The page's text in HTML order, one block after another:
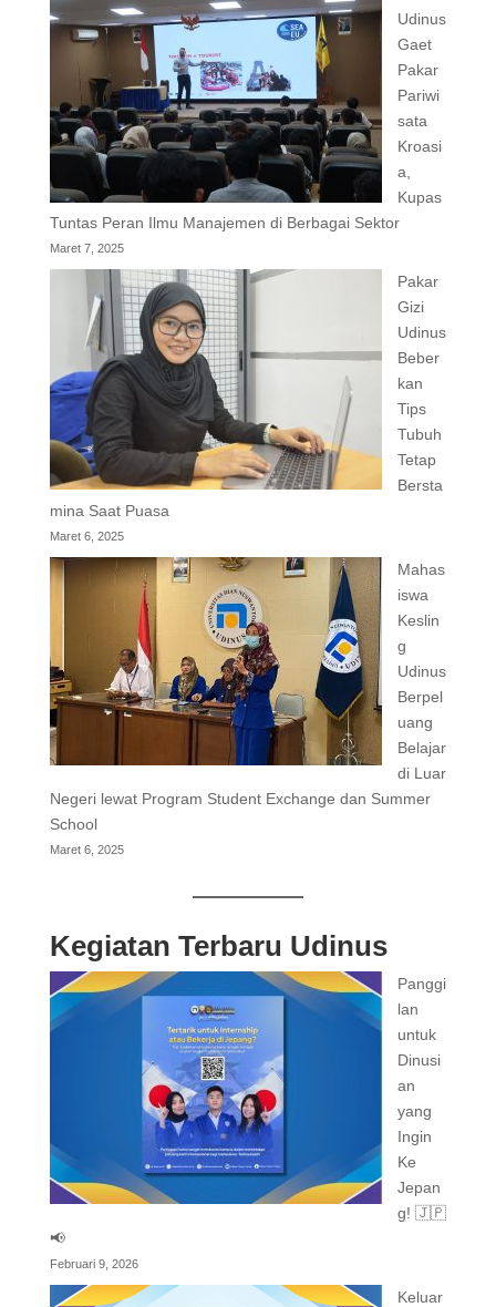
Udinus
Gaet
Pakar
Pariwi
sata
Kroasi
a,
Kupas
Tuntas Peran Ilmu Manajemen di Berbagai Sektor
Maret 7, 2025
Pakar
Gizi
Udinus
Beber
kan
Tips
Tubuh
Tetap
Bersta
mina Saat Puasa
Maret 6, 2025
Mahas
iswa
Keslin
g
Udinus
Berpel
uang
Belajar
di Luar
Negeri lewat Program Student Exchange dan Summer
School
Maret 6, 2025
Kegiatan Terbaru Udinus
Panggi
lan
untuk
Dinusi
an
yang
Ingin
Ke
Jepan
g! 🇯🇵
📢
Februari 9, 2026
Keluar